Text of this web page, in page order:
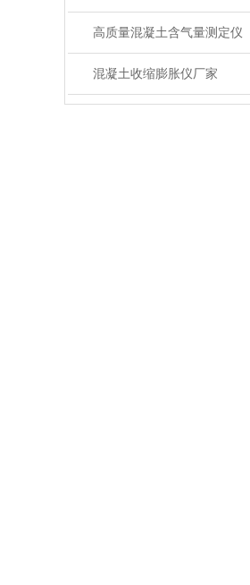
高质量混凝土含气量测定仪
混凝土收缩膨胀仪厂家